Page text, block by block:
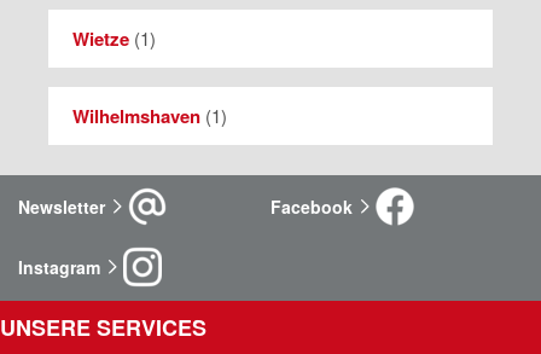
Wietze (1)
Wilhelmshaven (1)
Newsletter Facebook
Instagram
UNSERE SERVICES